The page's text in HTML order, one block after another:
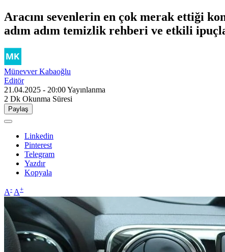
Aracını sevenlerin en çok merak ettiği
adım adım temizlik rehberi ve etkili
Münevver Kabaoğlu
Editör
21.04.2025 - 20:00Yayınlanma
2 Dk Okunma Süresi
Paylaş
Linkedin
Pinterest
Telegram
Yazdır
Kopyala
A- A+